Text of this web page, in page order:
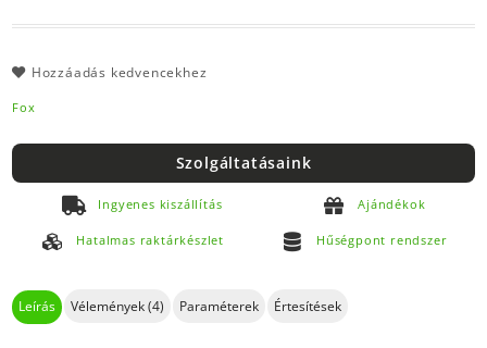
Hozzáadás kedvencekhez
Fox
Szolgáltatásaink
Ingyenes kiszállítás Ajándékok
Hatalmas raktárkészlet Hűségpont rendszer
Leírás Vélemények (4) Paraméterek Értesítések